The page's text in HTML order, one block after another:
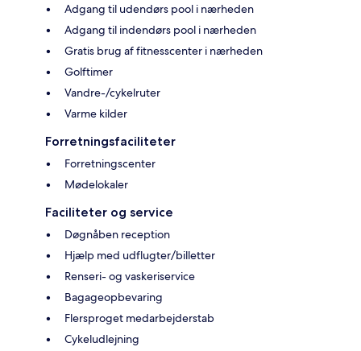
Adgang til udendørs pool i nærheden
Adgang til indendørs pool i nærheden
Gratis brug af fitnesscenter i nærheden
Golftimer
Vandre-/cykelruter
Varme kilder
Forretningsfaciliteter
Forretningscenter
Mødelokaler
Faciliteter og service
Døgnåben reception
Hjælp med udflugter/billetter
Renseri- og vaskeriservice
Bagageopbevaring
Flersproget medarbejderstab
Cykeludlejning